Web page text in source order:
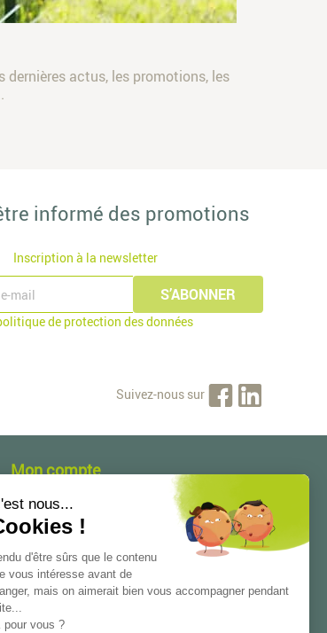
dernières actus, les promotions, les
informé des promotions
Inscription à la newsletter
de protection des données
Suivez-nous sur
Mon compte
Informations personnelles
Commandes
Avoirs
Adresses
Bons de réduction